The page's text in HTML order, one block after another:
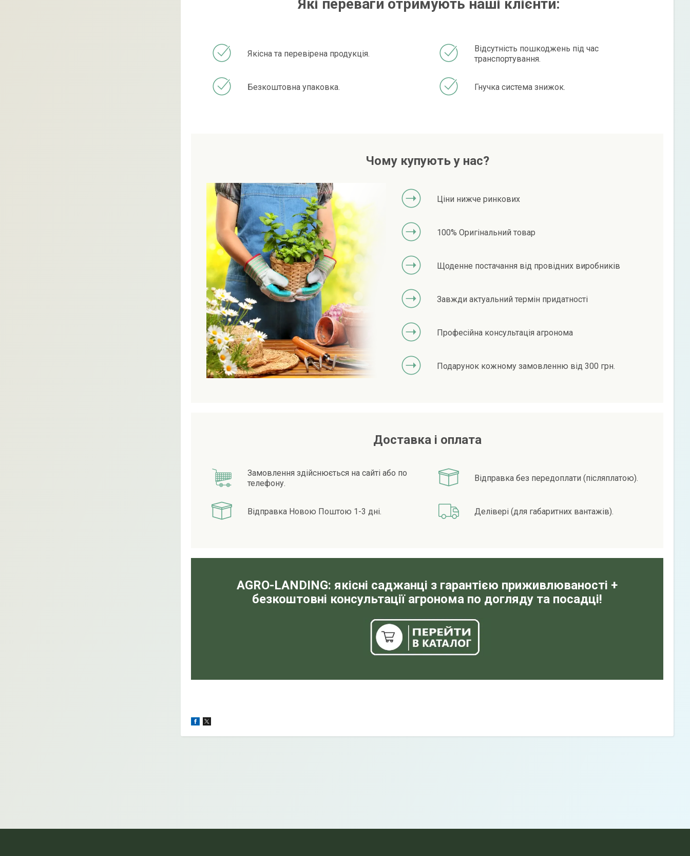
Які переваги отримують наші клієнти:
Якісна та перевірена продукція.
Безкоштовна упаковка.
Відсутність пошкоджень під час
транспортування.
Гнучка система знижок.
Чому купують у нас?
Ціни нижче ринкових
100% Оригінальний товар
Щоденне постачання від провідних виробників
Завжди актуальний термін придатності
Професійна консультація агронома
Подарунок кожному замовленню від 300 грн.
Доставка і оплата
Замовлення здійснюється на сайті або по
телефону.
Відправка Новою Поштою 1-3 дні.
Відправка без передоплати (післяплатою).
Делівері (для габаритних вантажів).
AGRO-LANDING: якісні саджанці з гарантією приживлюваності +
безкоштовні консультації агронома по догляду та посадці!